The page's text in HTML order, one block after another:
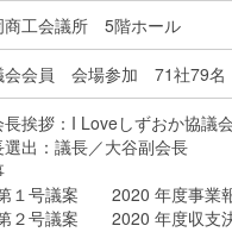
商工会議所 5階ホール
会会員 会場参加 71社79
長挨拶：I Loveしずおか協
選出：議長／大谷副会長
１号議案 2020 年度事業
２号議案 2020 年度収支